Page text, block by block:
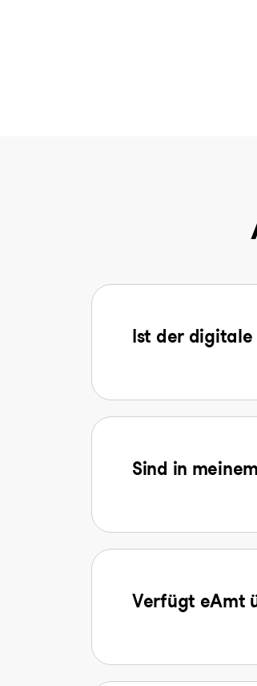
Ist der digitale
Sind in
Verfügt eAmt